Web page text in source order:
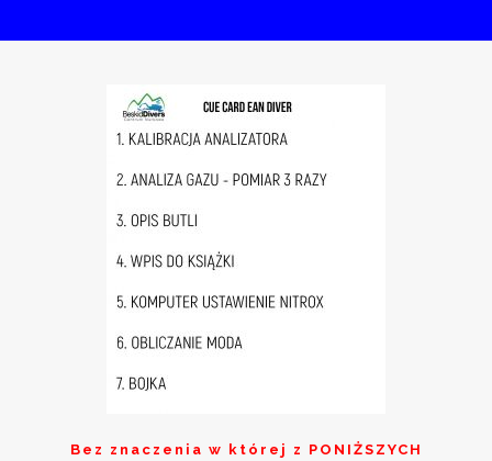
Bez znaczenia w której z PONIŻSZYCH